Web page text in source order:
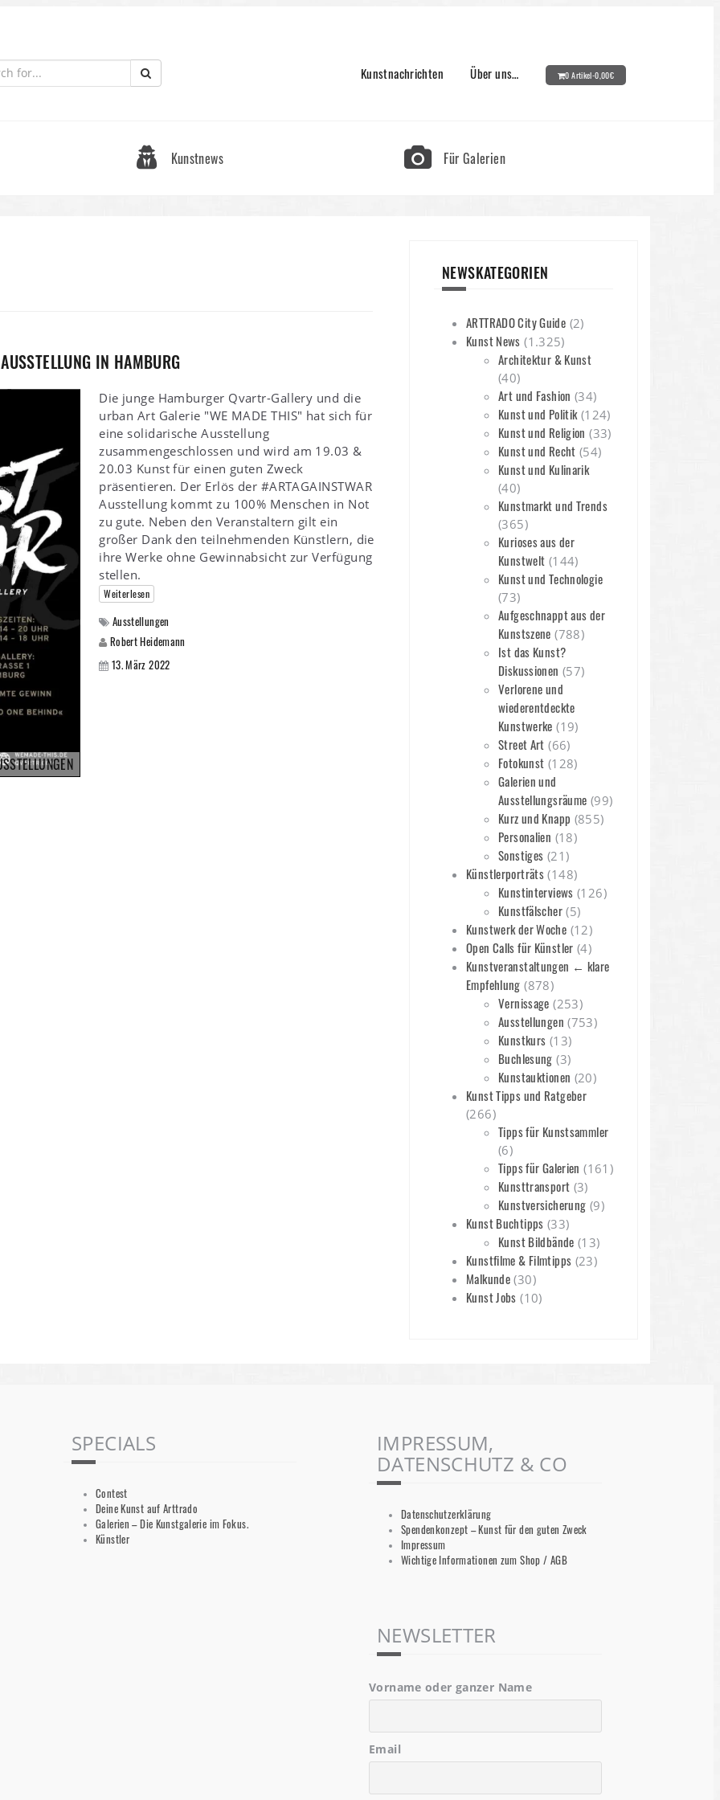
Kunstnachrichten Über uns… 0 Artikel-0,00€
Kunstnews Für Galerien
IN HAMBURG
Die junge Hamburger Qvartr-Gallery und die
urban Art Galerie "WE MADE THIS" hat sich für
eine solidarische Ausstellung
zusammengeschlossen und wird am 19.03 &
20.03 Kunst für einen guten Zweck
präsentieren. Der Erlös der #ARTAGAINSTWAR
Ausstellung kommt zu 100% Menschen in Not
zu gute. Neben den Veranstaltern gilt ein
großer Dank den teilnehmenden Künstlern, die
ihre Werke ohne Gewinnabsicht zur Verfügung
stellen.
Weiterlesen
Ausstellungen
Robert Heidemann
13. März 2022
NEWSKATEGORIEN
ARTTRADO City Guide (2)
Kunst News (1.325)
Architektur & Kunst
(40)
Art und Fashion (34)
Kunst und Politik(124)
Kunst und Religion (33)
Kunst und Recht (54)
Kunst und Kulinarik
(40)
Kunstmarkt und Trends
(365)
Kurioses aus der
Kunstwelt (144)
Kunst und Technologie
(73)
Aufgeschnappt aus der
Kunstszene (788)
Ist das Kunst?
Diskussionen (57)
Verlorene und
wiederentdeckte
Kunstwerke (19)
Street Art (66)
Fotokunst (128)
Galerien und
Ausstellungsräume (99)
Kurz und Knapp (855)
Personalien (18)
Sonstiges (21)
Künstlerporträts (148)
Kunstinterviews (126)
Kunstfälscher(5)
Kunstwerk der Woche (12)
Open Calls für Künstler (4)
Kunstveranstaltungen ← klare
Empfehlung (878)
Vernissage (253)
Ausstellungen (753)
Kunstkurs (13)
Buchlesung (3)
Kunstauktionen (20)
Kunst Tipps und Ratgeber
(266)
Tipps für Kunstsammler
(6)
Tipps für Galerien (161)
Kunsttransport (3)
Kunstversicherung (9)
Kunst Buchtipps (33)
Kunst Bildbände (13)
Kunstfilme & Filmtipps (23)
Malkunde (30)
Kunst Jobs (10)
SPECIALS
Contest
Deine Kunst auf Arttrado
Galerien – Die Kunstgalerie im Fokus.
Künstler
IMPRESSUM,
DATENSCHUTZ & CO
Datenschutzerklärung
Spendenkonzept – Kunst für den guten Zweck
Impressum
Wichtige Informationen zum Shop / AGB
NEWSLETTER
Vorname oder ganzer Name
Email